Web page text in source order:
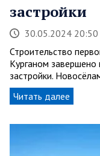
застройки
30.05.2024 20:50
Строительство
Курганом завершено
застройки.
Читать далее